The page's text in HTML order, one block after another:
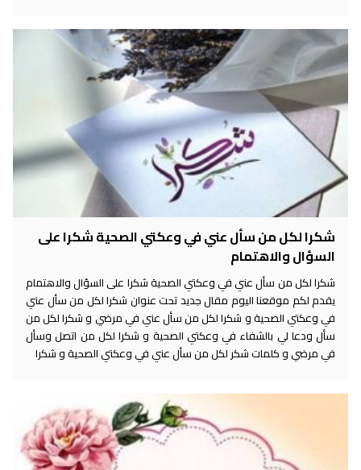
شكرا لكل من سأل عني في وعكتي الصحية شكرا على
السؤال والاهتمام
شكرا لكل من سأل عني في وعكتي الصحية شكرا على السؤال والاهتمام
يقدم لكم موقعنا اليوم مقال جديد تحت عنوان شكرا لكل من سأل عني
في وعكتي الصحية و شكرا لكل من سأل عني في مرضي و شكرا لكل من
سأل ودعا لي بالشفاء في وعكتي الصحية و شكرا لكل من اتصل وسأل
في مرضي و كلمات شكر لكل من سأل عني في وعكتي الصحية و شكرا